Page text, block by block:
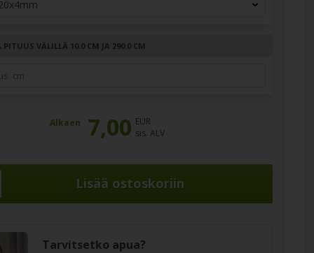
PITUUS VÄLILLÄ 10.0 CM JA 290.0 CM
Alkaen 7,00 EUR
sis. ALV
Tarvitsetko apua?